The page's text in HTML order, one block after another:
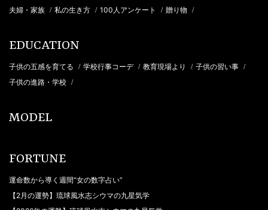
夫婦・家族 / 私の生き方 / 100人アンケート / 贈り物 /
EDUCATION
子供の五感を育てる / 学校行事コーデ / 教育現場より / 子供の習い事 /
子供の進路・学校 /
MODEL
FORTUNE
運命数から導く週間“女の数字占い”
【2月の運勢】琉球風水志シウマの九星気学